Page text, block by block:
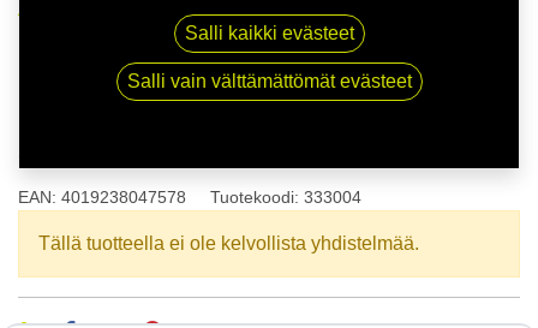
165/70R14 81T POINT S SUMMER S
165/70R14 81T POINT S
EAN: 4019238047578 Tuotekoodi: 333004
Tällä tuotteella ei ole kelvollista yhdistelmää.
Salli kaikki evästeet
Salli vain välttämättömät evästeet